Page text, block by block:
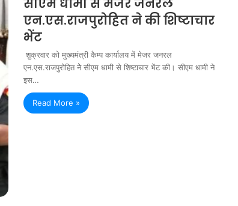
सीएम धामी से मेजर जनरल
एन.एस.राजपुरोहित ने की शिष्टाचार
भेंट
शुक्रवार को मुख्यमंत्री कैम्प कार्यालय में मेजर जनरल
एन.एस.राजपुरोहित नेे सीएम धामी से शिष्टाचार भेंट की। सीएम धामी ने
इस…
Read More »